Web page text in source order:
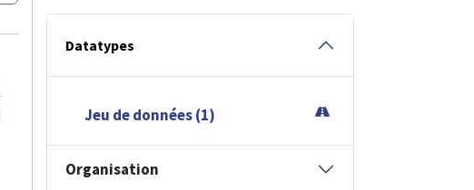
Datatypes
Jeu de données (1)
Organisation